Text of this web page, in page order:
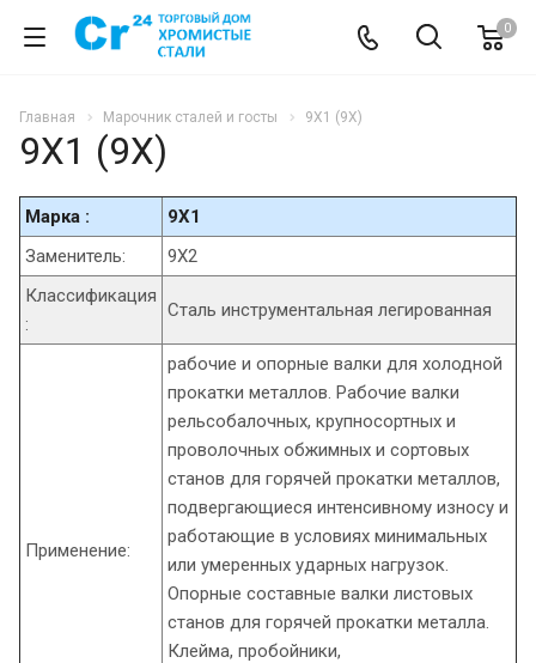
0
Главная Марочник сталей и госты 9Х1 (9Х)
9Х1 (9Х)
Марка :
9Х1
Заменитель:
9Х2
Классификация
:
Сталь инструментальная легированная
Применение:
рабочие и опорные валки для холодной
прокатки металлов. Рабочие валки
рельсобалочных, крупносортных и
проволочных обжимных и сортовых
станов для горячей прокатки металлов,
подвергающиеся интенсивному износу и
работающие в условиях минимальных
или умеренных ударных нагрузок.
Опорные составные валки листовых
станов для горячей прокатки металла.
Клейма, пробойники,